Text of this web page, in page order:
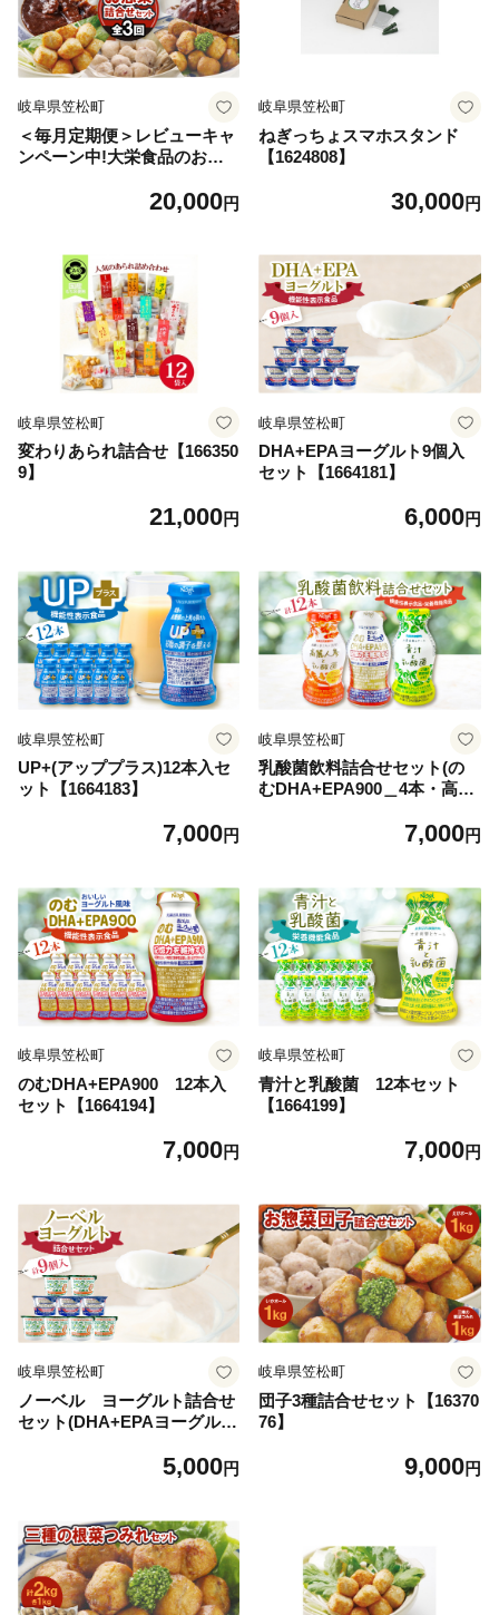
岐阜県笠松町
＜毎月定期便＞レビューキャ
ンペーン中!大栄食品のお惣
大満足セット全3回【407978
20,000円
岐阜県笠松町
ねぎっちょスマホスタンド
【1624808】
30,000円
岐阜県笠松町
変わりあられ詰合せ【166350
9】
21,000円
岐阜県笠松町
DHA+EPAヨーグルト9個入
セット【1664181】
6,000円
岐阜県笠松町
UP+(アッププラス)12本入セ
ット【1664183】
7,000円
岐阜県笠松町
乳酸菌飲料詰合せセット(の
むDHA+EPA900＿4本・高麗
乳酸菌＿4本)【1664189】
7,000円
岐阜県笠松町
のむDHA+EPA900 12本入
セット【1664194】
7,000円
岐阜県笠松町
青汁と乳酸菌 12本セット
【1664199】
7,000円
岐阜県笠松町
ノーベル ヨーグルト詰合せ
セット(DHA+EPAヨーグルト
ルト6個)【1664205】5,000円
岐阜県笠松町
団子3種詰合せセット【16370
76】
9,000円